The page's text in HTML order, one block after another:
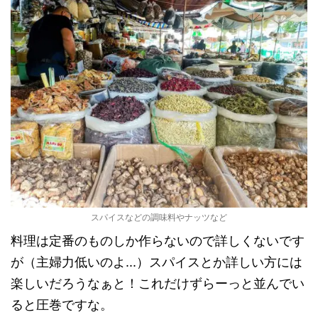
スパイスなどの調味料やナッツなど
料理は定番のものしか作らないので詳しくないです
が（主婦力低いのよ...）スパイスとか詳しい方には
楽しいだろうなぁと！これだけずらーっと並んでい
ると圧巻ですな。